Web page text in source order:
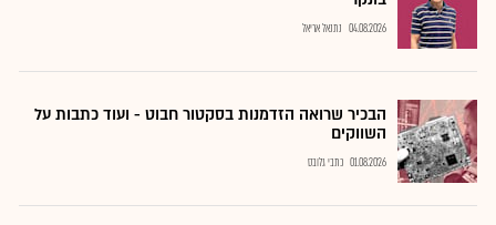
04.08.2026 נתנאל אריאל
הבכיר שרואה הזדמנות בסקטור חבוט - ועוד כתבות על
השווקים
01.08.2026 כתבי גלובס